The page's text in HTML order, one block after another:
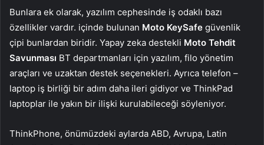
Bunlara ek olarak, yazılım cephesinde iş odaklı bazı
özellikler vardır. içinde bulunan Moto KeySafe güvenlik
çipi bunlardan biridir. Yapay zeka destekli Moto Tehdit
Savunması BT departmanları için yazılım, filo yönetim
araçları ve uzaktan destek seçenekleri. Ayrıca telefon –
laptop iş birliği bir adım daha ileri gidiyor ve ThinkPad
laptoplar ile yakın bir ilişki kurulabileceği söyleniyor.
ThinkPhone, önümüzdeki aylarda ABD, Avrupa, Latin